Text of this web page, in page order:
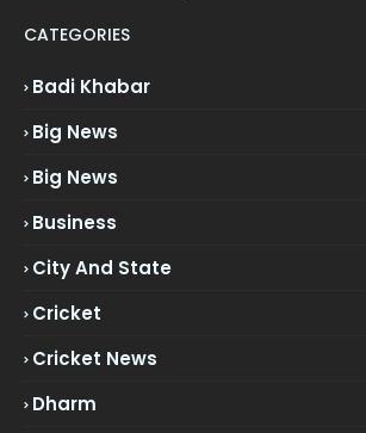
CATEGORIES
Badi Khabar
Big News
Big News
Business
City And State
Cricket
Cricket News
Dharm